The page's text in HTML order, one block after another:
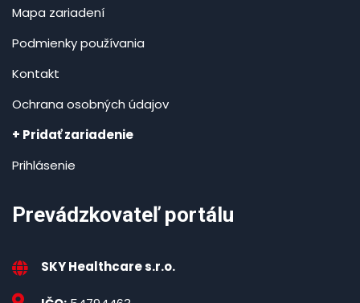
Mapa zariadení
Podmienky používania
Kontakt
Ochrana osobných údajov
+ Pridať zariadenie
Prihlásenie
Prevádzkovateľ portálu
SKY Healthcare s.r.o.